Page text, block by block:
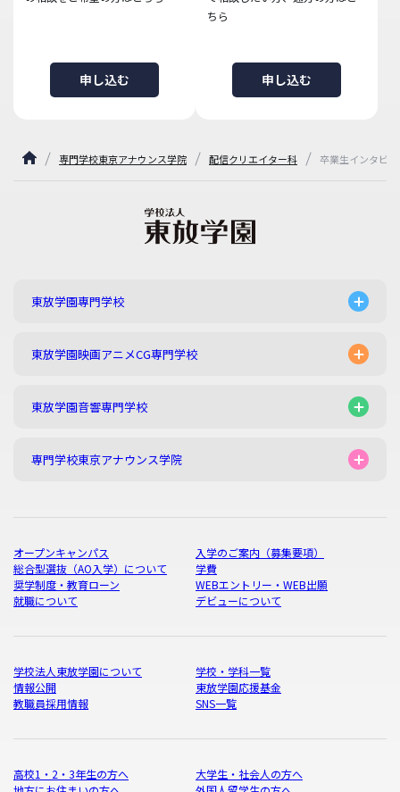
申し込む
ちら
申し込む
専門学校東京アナウンス学院 配信クリエイター科 卒業生インタビ
東放学園専門学校
東放学園映画アニメCG専門学校
東放学園音響専門学校
専門学校東京アナウンス学院
オープンキャンパス
入学のご案内（募集要項）
総合型選抜（AO入学）について
学費
奨学制度・教育ローン
WEBエントリー・WEB出願
就職について
デビューについて
学校法人東放学園について
学校・学科一覧
情報公開
東放学園応援基金
教職員採用情報
SNS一覧
高校1・2・3年生の方へ
大学生・社会人の方へ